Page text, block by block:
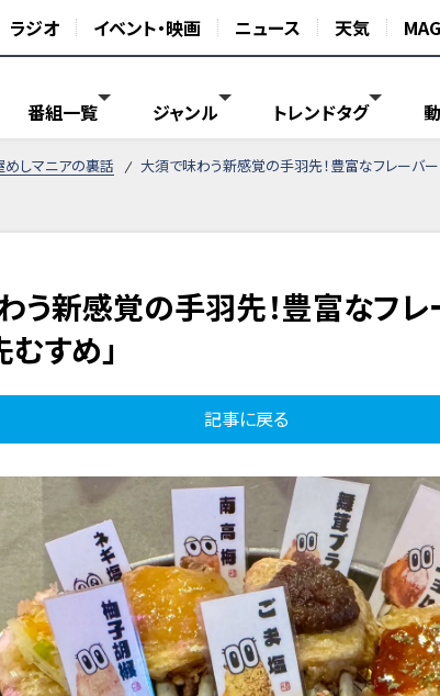
ラジオ イベント・映画 ニュース 天気
番組一覧 ジャンル トレンドタグ
めしマニアの裏話 大須で味わう新感覚の手羽先！豊富なフレーバー
う新感覚の手羽先！豊富なフ
すめ」
記事に戻る